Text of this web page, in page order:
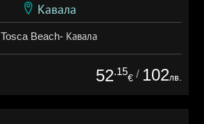
Кавала
Tosca Beach- Кавала
52.15
€ / 102лв.